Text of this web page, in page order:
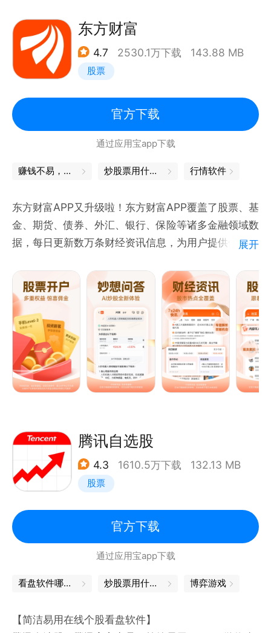
户提供一站式的投资服务平台。
首页：智能搜索全面覆盖，热点内容一手掌握；
行情：数据赋能深度解析市场，选股专区助力用户决
策；
交易：下单、持仓、查询、复盘全流程优化，提升用户
投资操作体验；
理财：提供投顾、家庭信托等品类丰富的理财产品；
我的：7*24小时极速开户体验，支持线上办理多种证
【联系我们】
如果您在投资理财、APP使用上有任何疑问，欢迎通过
以下方式联系:
1、致电24小时客服电话95548；
2、点击APP我的-设置页面，选择“用户反馈”。
东方财富
4.7 2530.1万下载 143.88 MB
股票
官方下载
通过应用宝app下载
赚钱不易，理财更要用心 炒股票用什么软件 行情软件
东方财富APP又升级啦！东方财富APP覆盖了股票、基
金、期货、债券、外汇、银行、保险等诸多金融领域数
据，每日更新数万条财经资讯信息，为用户提供便利服
特色功能：
●妙想AI——更懂股民的金融大模型，深度思考、专业
数据、更懂金融，更优体验
●股吧——中国高人气股票主题社区，覆盖财经资讯、
股友评论、个股行情、股市热点、基本面数据等多个股
市实用功能
数据
●开户交易——全程网上股票开户，不排队，炒股佣金
不高于万2.5，更有开户惊喜福利，交易安全、方便、
快捷
研报、数据等）动态消息及时提醒
●主力资金流——真实还原实时主力大单，揭秘主力资
●高手跟踪——实盘组合、高手看盘、专业投顾百家争
叠加、超级Level-2、盘口异动、资金流向，从选股到
展开
腾讯自选股
4.3 1610.5万下载 132.13 MB
股票
官方下载
通过应用宝app下载
看盘软件哪个最好 炒股票用什么软件 博弈游戏
【简洁易用在线个股看盘软件】